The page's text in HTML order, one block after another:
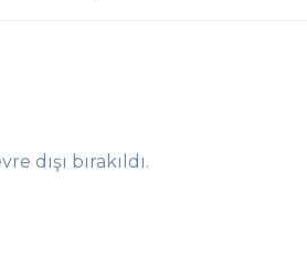
dışı bırakıldı.